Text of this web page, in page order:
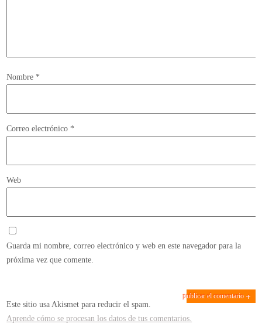
Nombre *
Correo electrónico *
Web
Guarda mi nombre, correo electrónico y web en este navegador para la
próxima vez que comente.
Este sitio usa Akismet para reducir el spam.
Aprende cómo se procesan los datos de tus comentarios.